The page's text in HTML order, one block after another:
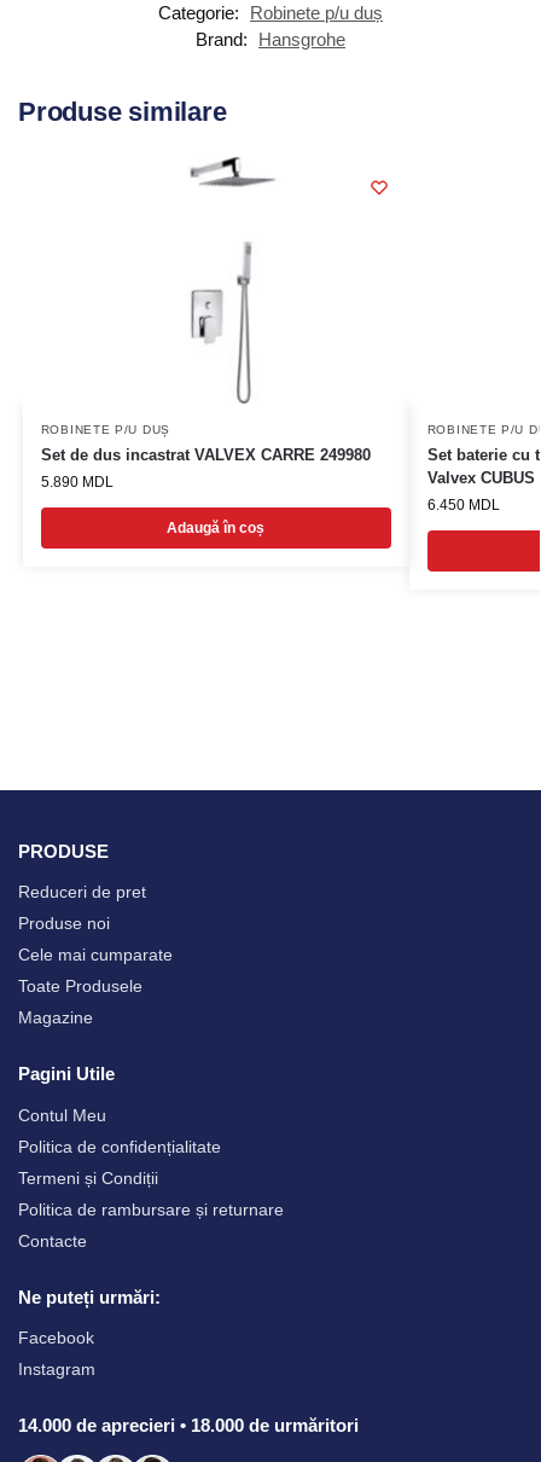
Categorie:
Robinete p/u duș
Brand:
Hansgrohe
Produse similare
ROBINETE P/U DUȘ
Set de dus incastrat VALVEX CARRE 249980
5.890 MDL
Adaugă în coș
ROBINETE P/U
Set baterie cu
Valvex CUBUS
6.450 MDL
PRODUSE
Reduceri de pret
Produse noi
Cele mai cumparate
Toate Produsele
Magazine
Pagini Utile
Contul Meu
Politica de confidențialitate
Termeni și Condiții
Politica de rambursare și returnare
Contacte
Ne puteți urmări:
Facebook
Instagram
14.000 de aprecieri • 18.000 de urmăritori